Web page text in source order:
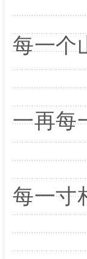
每一个
一再每
每一寸